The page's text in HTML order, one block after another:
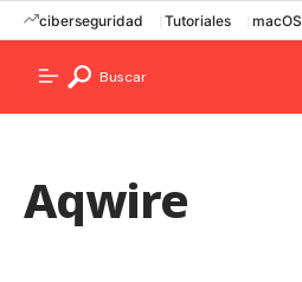
ciberseguridad Tutoriales macOS
Buscar
Aqwire